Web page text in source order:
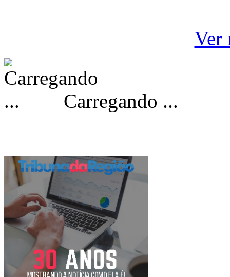
Ver
Carregando ...